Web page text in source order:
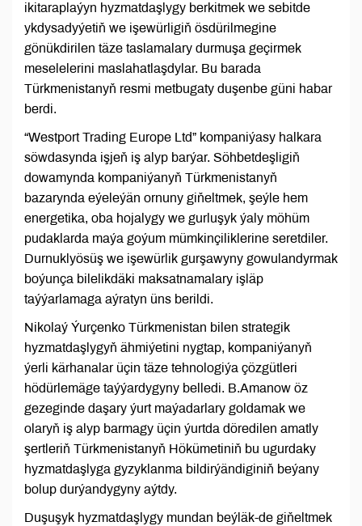
ikitaraplaýyn hyzmatdaşlygy berkitmek we sebitde
ykdysadyýetiň we işewürligiň ösdürilmegine
gönükdirilen täze taslamalary durmuşa geçirmek
meselelerini maslahatlaşdylar. Bu barada
Türkmenistanyň resmi metbugaty duşenbe güni habar
berdi.
“Westport Trading Europe Ltd” kompaniýasy halkara
söwdasynda işjeň iş alyp barýar. Söhbetdeşligiň
dowamynda kompaniýanyň Türkmenistanyň
bazarynda eýeleýän ornuny giňeltmek, şeýle hem
energetika, oba hojalygy we gurluşyk ýaly möhüm
pudaklarda maýa goýum mümkinçiliklerine seretdiler.
Durnuklyösüş we işewürlik gurşawyny gowulandyrmak
boýunça bilelikdäki maksatnamalary işläp
taýýarlamaga aýratyn üns berildi.
Nikolaý Ýurçenko Türkmenistan bilen strategik
hyzmatdaşlygyň ähmiýetini nygtap, kompaniýanyň
ýerli kärhanalar üçin täze tehnologiýa çözgütleri
hödürlemäge taýýardygyny belledi. B.Amanow öz
gezeginde daşary ýurt maýadarlary goldamak we
olaryň iş alyp barmagy üçin ýurtda döredilen amatly
şertleriň Türkmenistanyň Hökümetiniň bu ugurdaky
hyzmatdaşlyga gyzyklanma bildirýändiginiň beýany
bolup durýandygyny aýtdy.
Duşuşyk hyzmatdaşlygy mundan beýläk-de giňeltmek